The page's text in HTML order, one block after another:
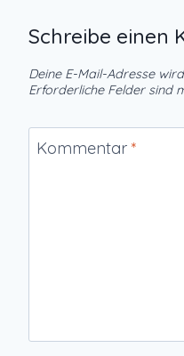
Schreibe einen
Deine E-Mail-Adresse
Erforderliche Felder sind
Kommentar *